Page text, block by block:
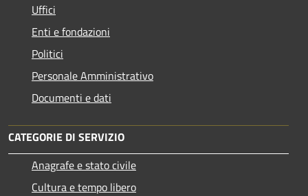
Uffici
Enti e fondazioni
Politici
Personale Amministrativo
Documenti e dati
CATEGORIE DI SERVIZIO
Anagrafe e stato civile
Cultura e tempo libero